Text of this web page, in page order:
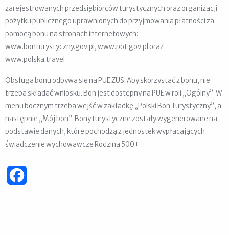
zarejestrowanych przedsiębiorców turystycznych oraz organizacji
pożytku publicznego uprawnionych do przyjmowania płatności za
pomocą bonu na stronach internetowych:
www.bonturystyczny.gov.pl, www.pot.gov.pl oraz
www.polska.travel
Obsługa bonu odbywa się na PUE ZUS. Aby skorzystać z bonu, nie
trzeba składać wniosku. Bon jest dostępny na PUE w roli „Ogólny”. W
menu bocznym trzeba wejść w zakładkę „Polski Bon Turystyczny”, a
następnie „Mój bon”. Bony turystyczne zostały wygenerowane na
podstawie danych, które pochodzą z jednostek wypłacających
świadczenie wychowawcze Rodzina 500+.